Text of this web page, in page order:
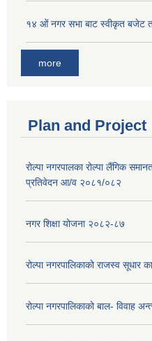
१४ ओं नगर सभा बाट स्वीकृत बजेट
more
Plan and Project
रोल्पा नगरपालका रोल्पा लैंगिक
प्रतिवेदन आ/व २०८१/०८२
नगर शिक्षा योजना २०८२-८७
रोल्पा नगरपालिकाको राजस्व सूधार
रोल्पा नगरपालिकाको बाल- विवाह